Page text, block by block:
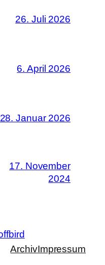
26. Juli 2026
6. April 2026
28. Januar 2026
17. November
2024
ArchivImpressum